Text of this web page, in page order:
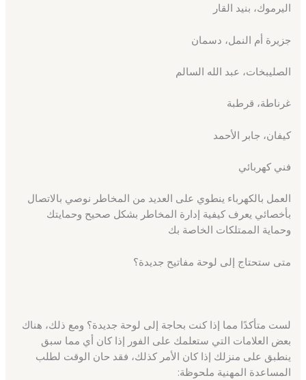
اليرموك، بنيد القار
جزيرة أم النمل، دسمان
الصليبخات، عبد الله السالم
غرناطة، قرطبة
كيفان، جابر الأحمد
فني كهربائي
العمل بالكهرباء ينطوي على العديد من المخاطر نوصي بالاتصال
بأخصائي يعرف كيفية إدارة المخاطر بشكل صحيح وحمايتك
وحماية الممتلكات الخاصة بك
متى ستحتاج إلى لوحة مفاتيح جديدة؟
لست متأكدًا مما إذا كنت بحاجة إلى لوحة جديدة؟ ومع ذلك، هناك
بعض العلامات التي ستعلمك على الفور إذا كان أي مما سبق
ينطبق على منزلك إذا كان الأمر كذلك، فقد حان الوقت لطلب
المساعدة المهنية ملحوظة: